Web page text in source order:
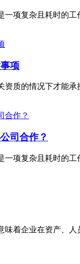
项复杂且耗时的
项
质的情况下才能
司合作？
项复杂且耗时的
味着企业在资产、